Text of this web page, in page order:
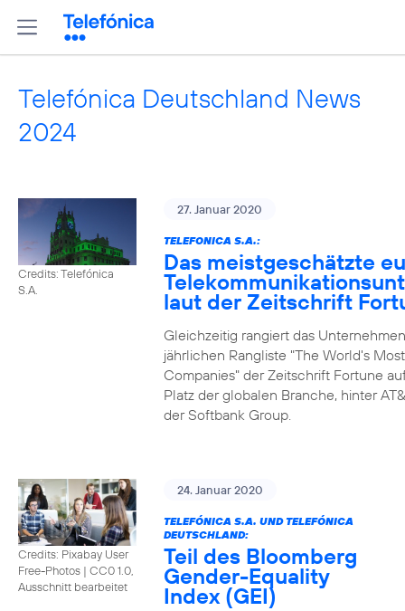
Telefónica Deutschland News
2024
Credits: Telefónica
S.A.
27. Januar 2020
TELEFONICA S.A.:
Das meistgeschätzte
laut der Zeitschrift
Gleichzeitig rangiert das
jährlichen Rangliste "The World's
Companies" der Zeitschrift Fortune
Platz der globalen Branche, hinter
der Softbank Group.
Credits: Pixabay User
Free-Photos | CC0 1.0,
Ausschnitt bearbeitet
24. Januar 2020
TELEFÓNICA S.A. UND TELEFÓNICA
DEUTSCHLAND:
Teil des Bloomberg
Gender-Equality
Index (GEI)